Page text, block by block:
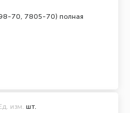
70, 7805-70) полная
изм. шт.